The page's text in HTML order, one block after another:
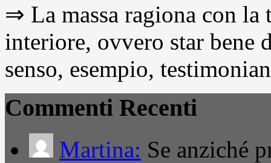
⇒ La massa ragiona con
interiore, ovvero star
senso, esempio,
Commenti Recenti
Martina: Se anziché